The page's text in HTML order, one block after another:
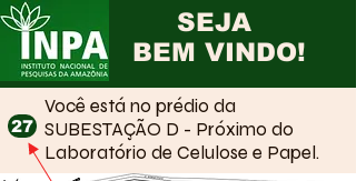
SEJA
BEM VINDO!
27
Você está no prédio da
SUBESTAÇÃO D - Próximo do
Laboratório de Celulose e Papel.